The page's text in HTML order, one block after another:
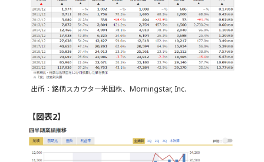
出所：銘柄スカウター米国株、Morningstar, Inc.
【図表2】